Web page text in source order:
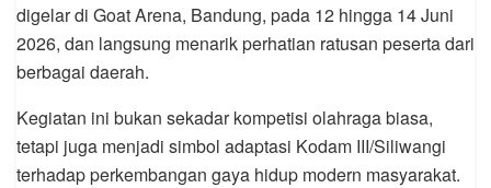
digelar di Goat Arena, Bandung, pada 12 hingga 14 Juni
2026, dan langsung menarik perhatian ratusan peserta dari
berbagai daerah.
Kegiatan ini bukan sekadar kompetisi olahraga biasa,
tetapi juga menjadi simbol adaptasi Kodam III/Siliwangi
terhadap perkembangan gaya hidup modern masyarakat.